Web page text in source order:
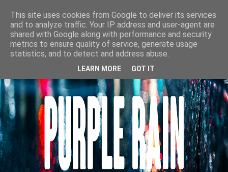
This site uses cookies from Google to deliver its services
and to analyze traffic. Your IP address and user-agent are
shared with Google along with performance and security
metrics to ensure quality of service, generate usage
statistics, and to detect and address abuse.
LEARN MORE GOT IT